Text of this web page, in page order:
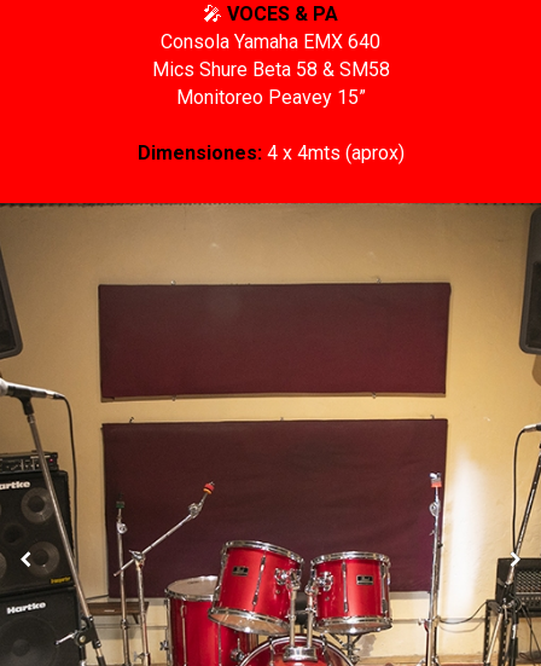
🎤 VOCES & PA
Consola Yamaha EMX 640
Mics Shure Beta 58 & SM58
Monitoreo Peavey 15”
Dimensiones:4 x 4mts (aprox)